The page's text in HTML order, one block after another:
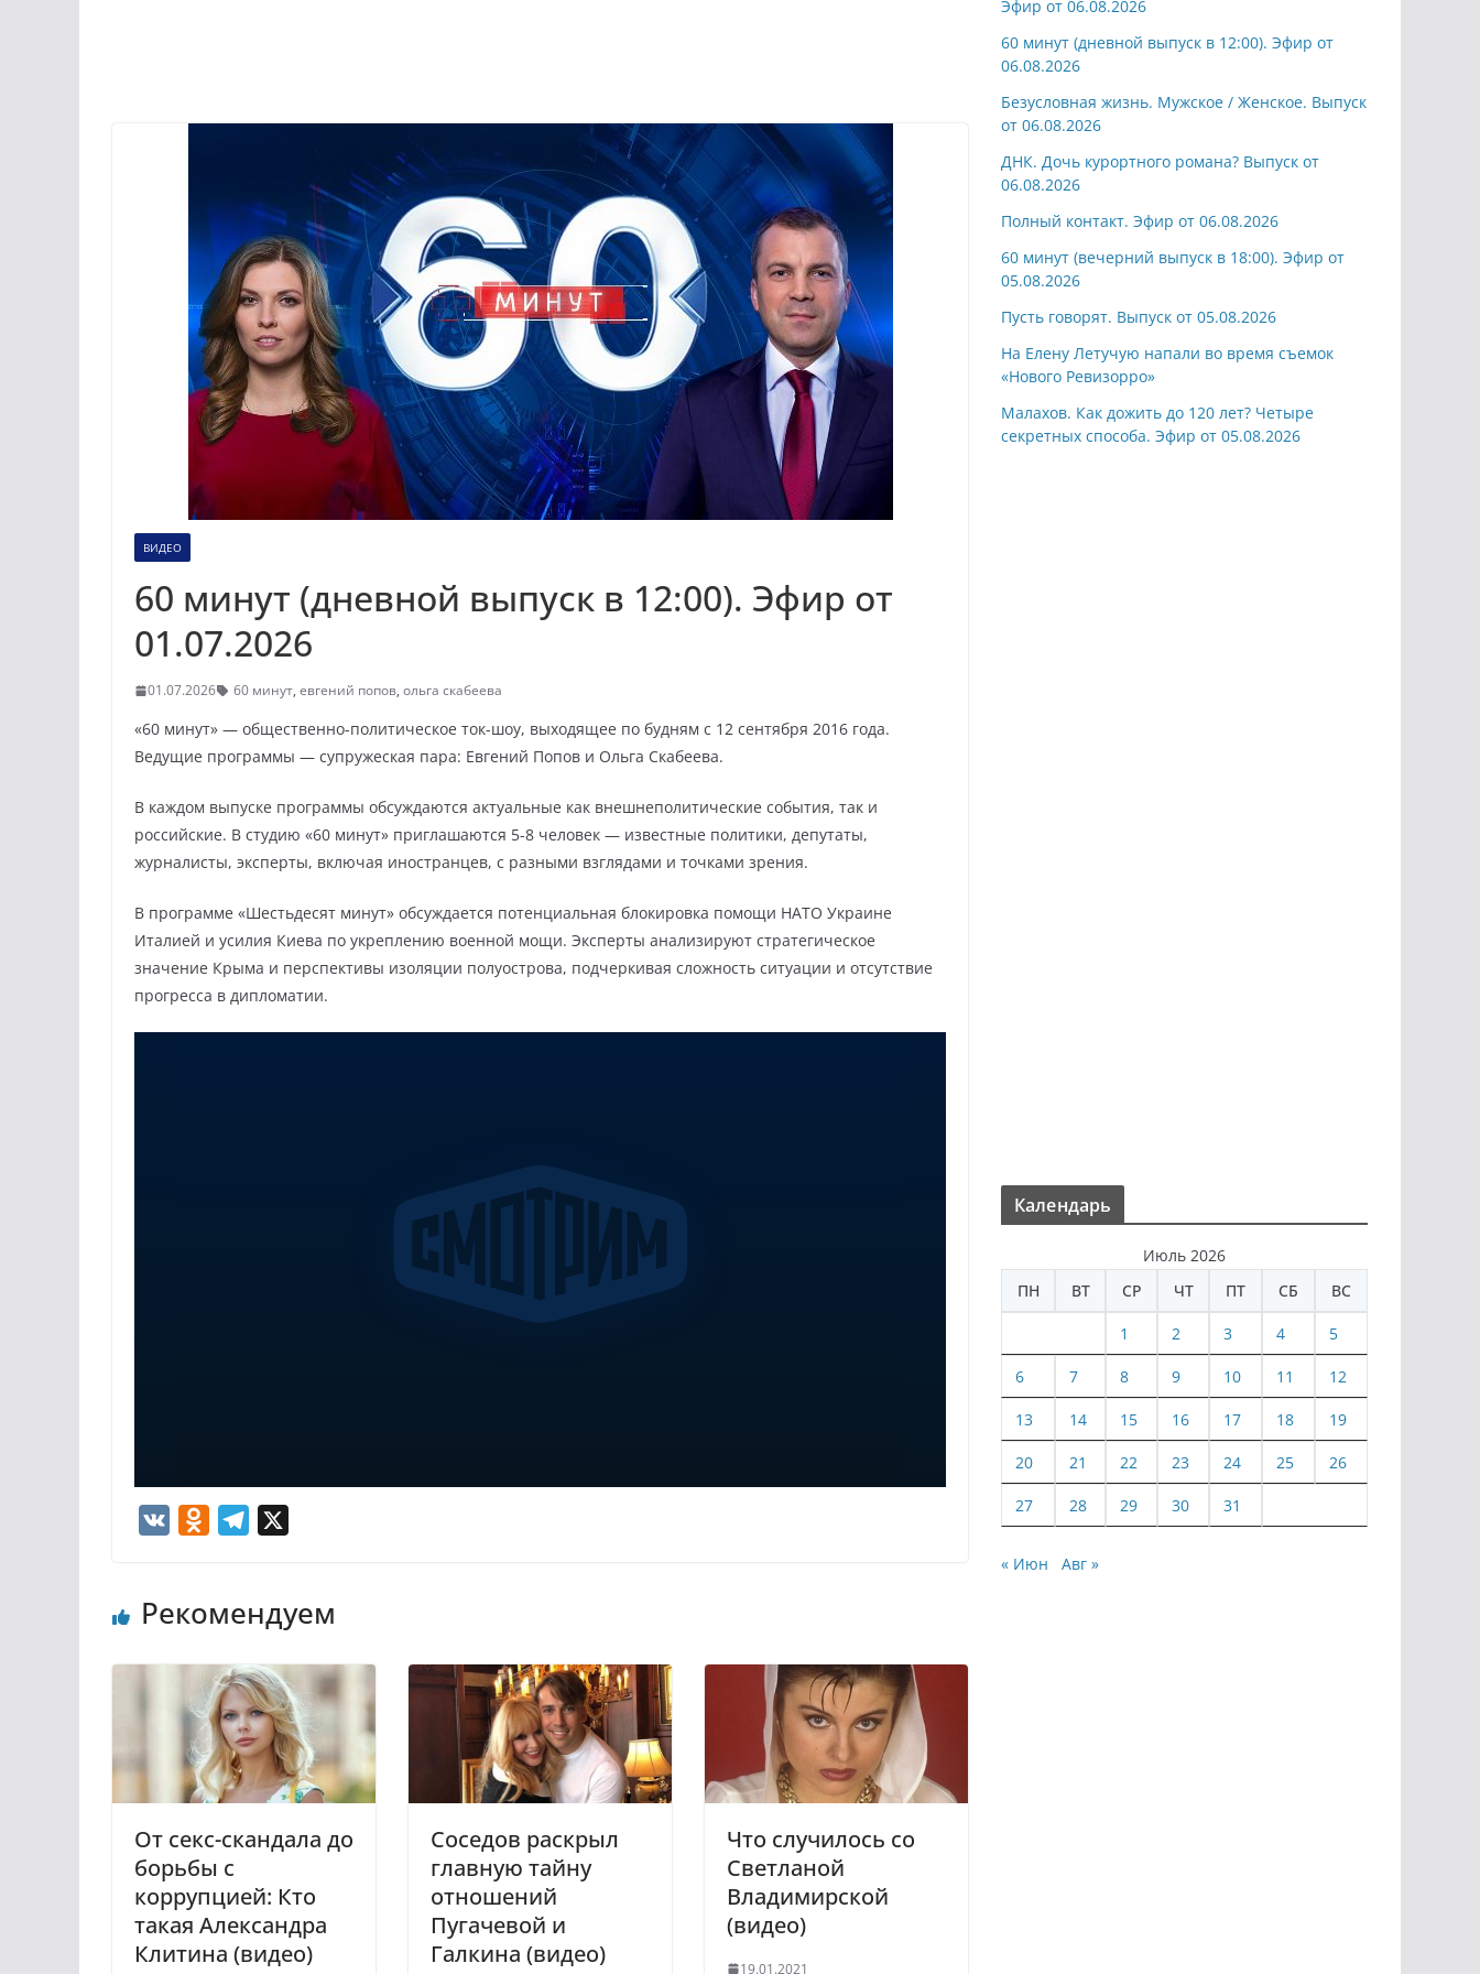
ВИДЕО
60 минут (дневной выпуск в 12:00). Эфир от
01.07.2026
01.07.2026 60 минут, евгений попов, ольга скабеева
«60 минут» — общественно-политическое ток-шоу, выходящее по будням с 12 сентября 2016 года.
Ведущие программы — супружеская пара: Евгений Попов и Ольга Скабеева.
В каждом выпуске программы обсуждаются актуальные как внешнеполитические события, так и
российские. В студию «60 минут» приглашаются 5-8 человек — известные политики, депутаты,
журналисты, эксперты, включая иностранцев, с разными взглядами и точками зрения.
В программе «Шестьдесят минут» обсуждается потенциальная блокировка помощи НАТО Украине
Италией и усилия Киева по укреплению военной мощи. Эксперты анализируют стратегическое
значение Крыма и перспективы изоляции полуострова, подчеркивая сложность ситуации и отсутствие
прогресса в дипломатии.
o
a
s
s
n
k
i
e
r
a
m
Рекомендуем
От секс-скандала до
борьбы с
коррупцией: Кто
такая Александра
Клитина (видео)
Соседов раскрыл
главную тайну
отношений
Пугачевой и
Галкина (видео)
Что случилось со
Светланой
Владимирской
(видео)
19.01.2021
Эфир от 06.08.2026
60 минут (дневной выпуск в 12:00). Эфир от
06.08.2026
Безусловная жизнь. Мужское / Женское. Выпуск
от 06.08.2026
ДНК. Дочь курортного романа? Выпуск от
06.08.2026
Полный контакт. Эфир от 06.08.2026
60 минут (вечерний выпуск в 18:00). Эфир от
05.08.2026
Пусть говорят. Выпуск от 05.08.2026
На Елену Летучую напали во время съемок
«Нового Ревизорро»
Малахов. Как дожить до 120 лет? Четыре
секретных способа. Эфир от 05.08.2026
Календарь
Июль 2026
ПН
ВТ СР ЧТ ПТ СБ ВС
1 2 3 4 5
6 7 8 9 10 11 12
13 14 15 16 17 18 19
20 21 22 23 24 25 26
27 28 29 30 31
« Июн Авг »